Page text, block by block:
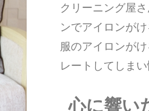
クリーニング屋
ンでアイロンが
服のアイロンが
レートしてしまい
心に響い